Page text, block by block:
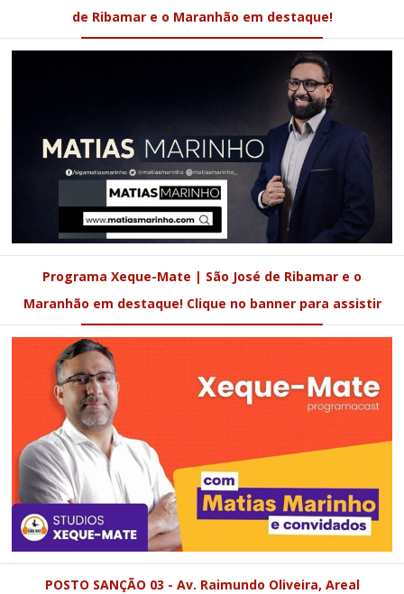
de Ribamar e o Maranhão em destaque!
Programa Xeque-Mate | São José de Ribamar e o
Maranhão em destaque! Clique no banner para assistir
POSTO SANÇÃO 03 - Av. Raimundo Oliveira, Areal